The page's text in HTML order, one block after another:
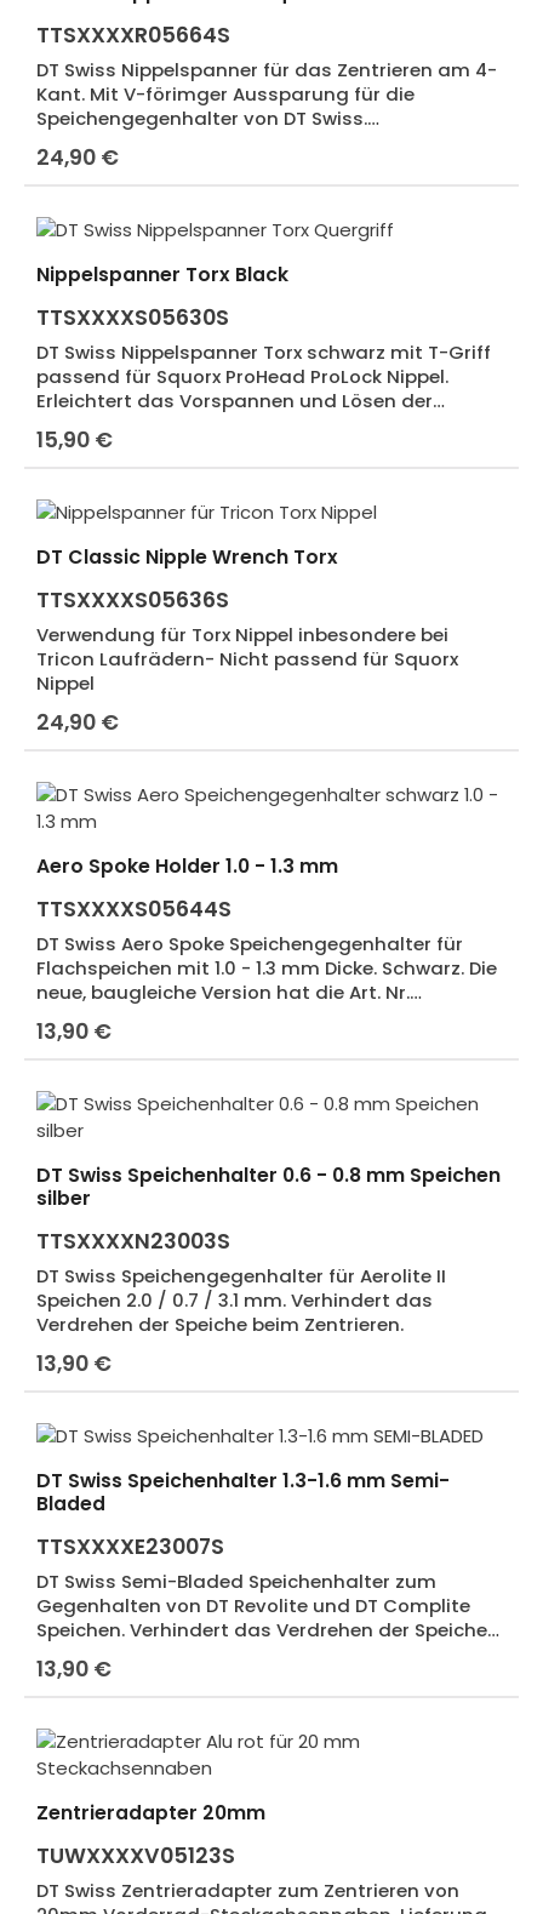
TTSXXXXR05664S
DT Swiss Nippelspanner für das Zentrieren am 4-
Kant. Mit V-förimger Aussparung für die
Speichengegenhalter von DT Swiss.
Flachspeichen wie die DT Aerolite können perfekt
gehalten und ohne lästiges Verdrehen zentriert
werden.
Regulärer Preis:
24,90 €
Nippelspanner Torx Black
TTSXXXXS05630S
DT Swiss Nippelspanner Torx schwarz mit T-Griff
passend für Squorx ProHead ProLock Nippel.
Erleichtert das Vorspannen und Lösen der
Speichen in Verbindung mit Squorx Nippel und
PHR Washer.
Regulärer Preis:
15,90 €
DT Classic Nipple Wrench Torx
TTSXXXXS05636S
Verwendung für Torx Nippel inbesondere bei
Tricon Laufrädern- Nicht passend für Squorx
Nippel
Regulärer Preis:
24,90 €
Aero Spoke Holder 1.0 - 1.3 mm
TTSXXXXS05644S
DT Swiss Aero Spoke Speichengegenhalter für
Flachspeichen mit 1.0 - 1.3 mm Dicke. Schwarz. Die
neue, baugleiche Version hat die Art. Nr.
TTSXXXXS23006S.
Regulärer Preis:
13,90 €
DT Swiss Speichenhalter 0.6 - 0.8 mm Speichen
silber
TTSXXXXN23003S
DT Swiss Speichengegenhalter für Aerolite II
Speichen 2.0 / 0.7 / 3.1 mm. Verhindert das
Verdrehen der Speiche beim Zentrieren.
Regulärer Preis:
13,90 €
DT Swiss Speichenhalter 1.3-1.6 mm Semi-
Bladed
TTSXXXXE23007S
DT Swiss Semi-Bladed Speichenhalter zum
Gegenhalten von DT Revolite und DT Complite
Speichen. Verhindert das Verdrehen der Speichen
beim Zentrieren.
Regulärer Preis:
13,90 €
Zentrieradapter 20mm
TUWXXXXV05123S
DT Swiss Zentrieradapter zum Zentrieren von